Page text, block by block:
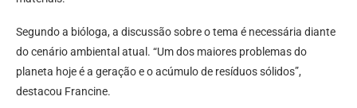
Segundo a bióloga, a discussão sobre o tema é necessária diante
do cenário ambiental atual. “Um dos maiores problemas do
planeta hoje é a geração e o acúmulo de resíduos sólidos”,
destacou Francine.